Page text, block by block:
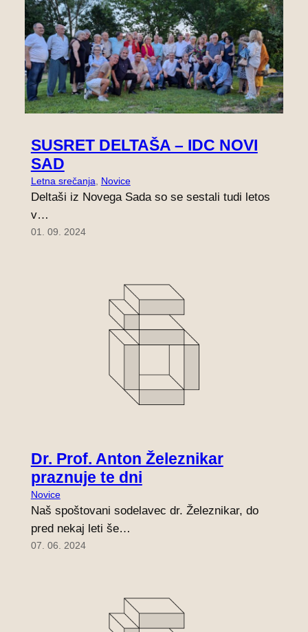
SUSRET DELTAŠA – IDC NOVI
SAD
Letna srečanja Novice
Deltaši iz Novega Sada so se sestali tudi letos
v…
01. 09. 2024
Dr. Prof. Anton Železnikar
praznuje te dni
Novice
Naš spoštovani sodelavec dr. Železnikar, do
pred nekaj leti še…
07. 06. 2024